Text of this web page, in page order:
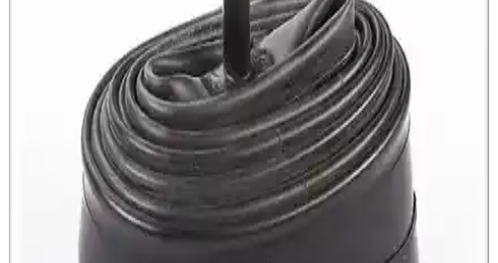
Epic Fonte 004 Hidrolik Mekanik Bisiklet Fren
Balata Padleri Farklı Ebat Seçenekleriyle Güvenli
Epic Fonte 004, yüksek dayanıklılık ve uyumluluk sunan hidrolik ve
mekanik fren balata padleri, çeşitli ebatlarda ve sınırlı stokla, güvenli
ve güçlü frenleme sağlar.
Impact Epic Impact Tail Çamurluk Seti 26-29 inç
bisikletler için dayanıklı ve kolay montajlı